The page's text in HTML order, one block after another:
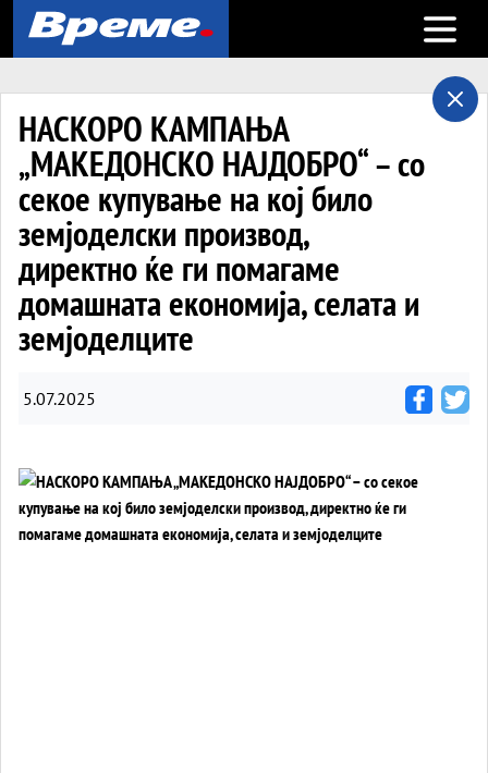
Open
НАСКОРО КАМПАЊА
„МАКЕДОНСКО НАЈДОБРО“ – со
секое купување на кој било
земјоделски производ,
директно ќе ги помагаме
домашната економија, селата и
земјоделците
5.07.2025